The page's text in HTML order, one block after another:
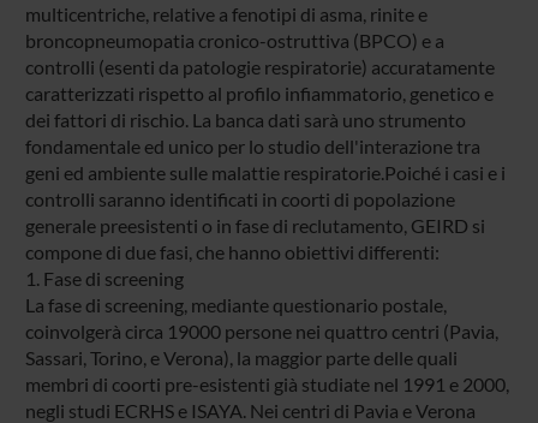
multicentriche, relative a fenotipi di asma, rinite e
broncopneumopatia cronico-ostruttiva (BPCO) e a
controlli (esenti da patologie respiratorie) accuratamente
caratterizzati rispetto al profilo infiammatorio, genetico e
dei fattori di rischio. La banca dati sarà uno strumento
fondamentale ed unico per lo studio dell'interazione tra
geni ed ambiente sulle malattie respiratorie.Poiché i casi e i
controlli saranno identificati in coorti di popolazione
generale preesistenti o in fase di reclutamento, GEIRD si
compone di due fasi, che hanno obiettivi differenti:
1. Fase di screening
La fase di screening, mediante questionario postale,
coinvolgerà circa 19000 persone nei quattro centri (Pavia,
Sassari, Torino, e Verona), la maggior parte delle quali
membri di coorti pre-esistenti già studiate nel 1991 e 2000,
negli studi ECRHS e ISAYA. Nei centri di Pavia e Verona